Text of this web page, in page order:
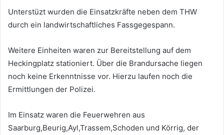
Unterstüzt wurden die Einsatzkräfte neben dem THW
durch ein landwirtschaftliches Fassgegespann.
Weitere Einheiten waren zur Bereitstellung auf dem
Heckingplatz stationiert. Über die Brandursache liegen
noch keine Erkenntnisse vor. Hierzu laufen noch die
Ermittlungen der Polizei.
Im Einsatz waren die Feuerwehren aus
Saarburg,Beurig,Ayl,Trassem,Schoden und Körrig, der